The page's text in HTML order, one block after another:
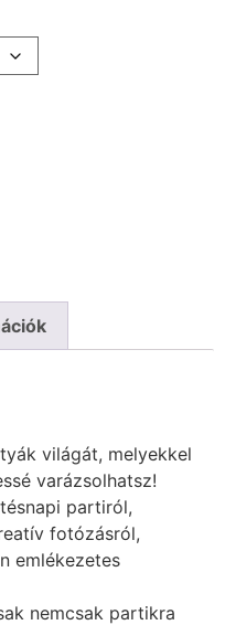
világát, melyekkel
varázsolhatsz!
partiról,
fotózásról,
emlékezetes
nemcsak partikra